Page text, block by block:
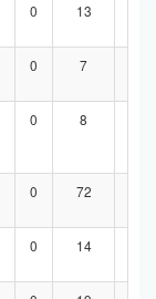
0 13
0 7
0 8
0 72
0 14